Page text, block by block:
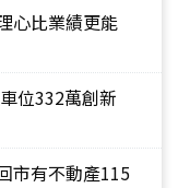
心比業績更能
位332萬創新
市有不動產115